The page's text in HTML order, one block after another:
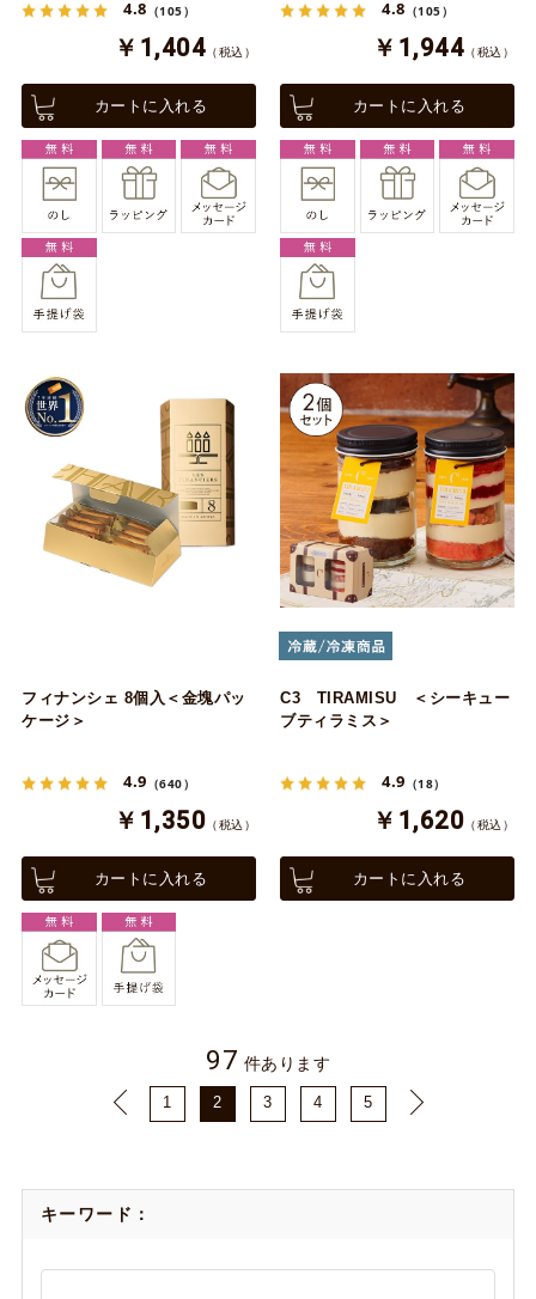
4.8 （105）
￥1,404 （税込）
カートに入れる
4.8 （105）
￥1,944 （税込）
カートに入れる
フィナンシェ 8個入＜金塊パッ
ケージ＞
4.9 （640）
￥1,350 （税込）
カートに入れる
C3 TIRAMISU ＜シーキュー
ブティラミス＞
4.9 （18）
￥1,620 （税込）
カートに入れる
97 件あります
1 2 3 4 5
キーワード：